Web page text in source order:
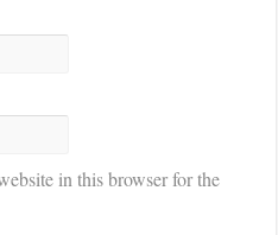
in this browser for the